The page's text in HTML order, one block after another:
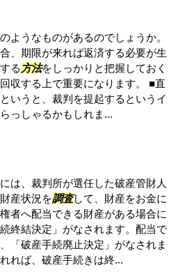
ようなものがあるのでしょうか。
、期限が来れば返済する必要が生
る 方法をしっかりと把握しておく
収する上で重要になります。 ■直
いうと、裁判を提起するというイ
っしゃるかもしれま...
は、裁判所が選任した破産管財人
産状況を調査して、財産をお金に
者へ配当できる財産がある場合に
終結決定」がなされます。配当で
「破産手続廃止決定」がなされま
れば、破産手続きは終...